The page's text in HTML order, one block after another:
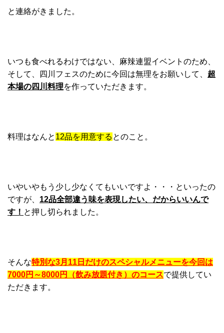
と連絡がきました。
いつも食べれるわけではない、麻辣連盟イベントのため、
そして、四川フェスのために今回は無理をお願いして、 超
本場の四川料理を作っていただきます。
料理はなんと 12品を用意する とのこと。
いやいやもう少し少なくてもいいですよ・・・といったの
ですが、 12品全部違う味を表現したい、だからいいんで
す！ と押し切られました。
そんな特別な3月11日だけのスペシャルメニューを今回は
7000円～8000円（飲み放題付き）のコースで提供してい
ただきます。